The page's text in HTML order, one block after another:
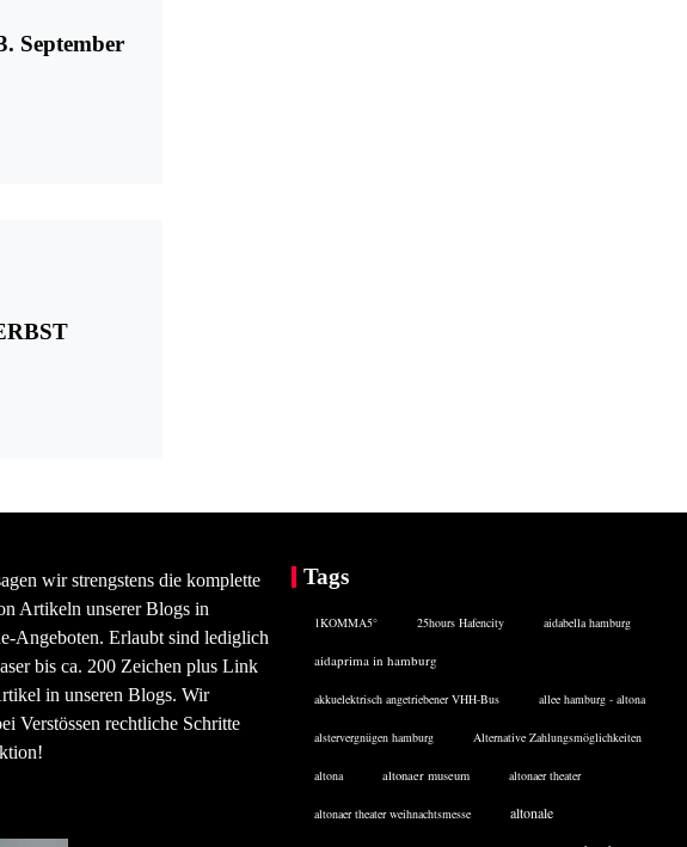
September
wir strengstens die komplette
Artikeln unserer Blogs in
Angeboten. Erlaubt sind lediglich
bis ca. 200 Zeichen plus Link
in unseren Blogs. Wir
Verstössen rechtliche Schritte
Tags
1KOMMA5° 25hours Hafencity aidabella hamburg
aidaprima in hamburg
akkuelektrisch angetriebener VHH-Bus allee hamburg - altona
alstervergnügen hamburg Alternative Zahlungsmöglichkeiten
altona altonaer museum altonaer theater
altonaer theater weihnachtsmesse altonale